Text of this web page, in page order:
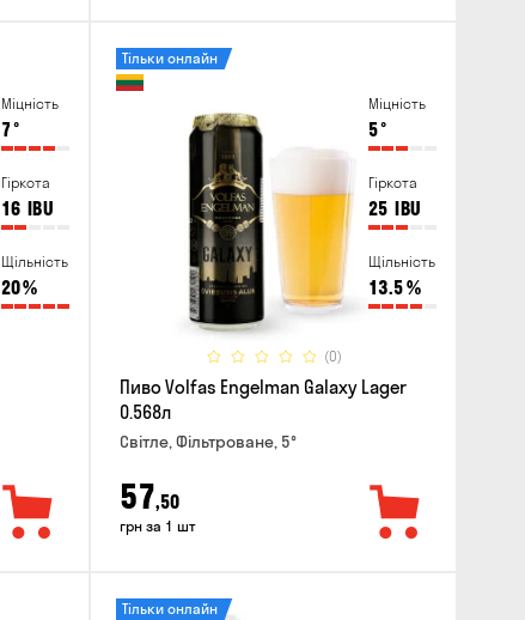
Міцність
7°
Гіркота
16 IBU
Щільність
20%
Міцність
5°
Гіркота
25 IBU
Щільність
13.5%
(0)
Тільки онлайн
Пиво Volfas Engelman Galaxy Lager
0.568л
Світле, Фільтроване, 5°
57,50
грн за 1 шт
Тільки онлайн